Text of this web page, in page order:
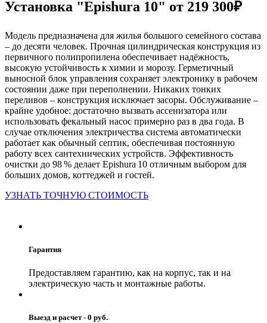
Установка "Epishura 10" от 219 300₽
Модель предназначена для жилья большого семейного состава
– до десяти человек. Прочная цилиндрическая конструкция из
первичного полипропилена обеспечивает надёжность,
высокую устойчивость к химии и морозу. Герметичный
выносной блок управления сохраняет электронику в рабочем
состоянии даже при переполнении. Никаких тонких
переливов – конструкция исключает засоры. Обслуживание –
крайне удобное: достаточно вызвать ассенизатора или
использовать фекальный насос примерно раз в два года. В
случае отключения электричества система автоматически
работает как обычный септик, обеспечивая постоянную
работу всех сантехнических устройств. Эффективность
очистки до 98 % делает Epishura 10 отличным выбором для
больших домов, коттеджей и гостей.
УЗНАТЬ ТОЧНУЮ СТОИМОСТЬ
Гарантия
Предоставляем гарантию, как на корпус, так и на
электрическую часть и монтажные работы.
Выезд и расчет - 0 руб.